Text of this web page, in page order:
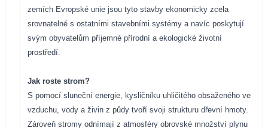
zemích Evropské unie jsou tyto stavby ekonomicky zcela
srovnatelné s ostatními stavebními systémy a navíc poskytují
svým obyvatelům příjemné přírodní a ekologické životní
prostředí.
Jak roste strom?
S pomocí sluneční energie, kysličníku uhličitého obsaženého ve
vzduchu, vody a živin z půdy tvoří svoji strukturu dřevní hmoty.
Zároveň stromy odnímají z atmosféry obrovské množství plynu